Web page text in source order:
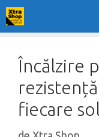
Sari
la
Încălzire
fiecare